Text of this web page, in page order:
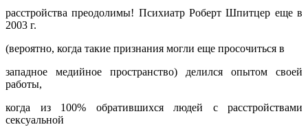
расстройства преодолимы! Психиатр Роберт Шпитцер еще в
2003 г.
(вероятно, когда такие признания могли еще просочиться в
западное медийное пространство) делился опытом своей
работы,
когда из 100% обратившихся людей с расстройствами
сексуальной